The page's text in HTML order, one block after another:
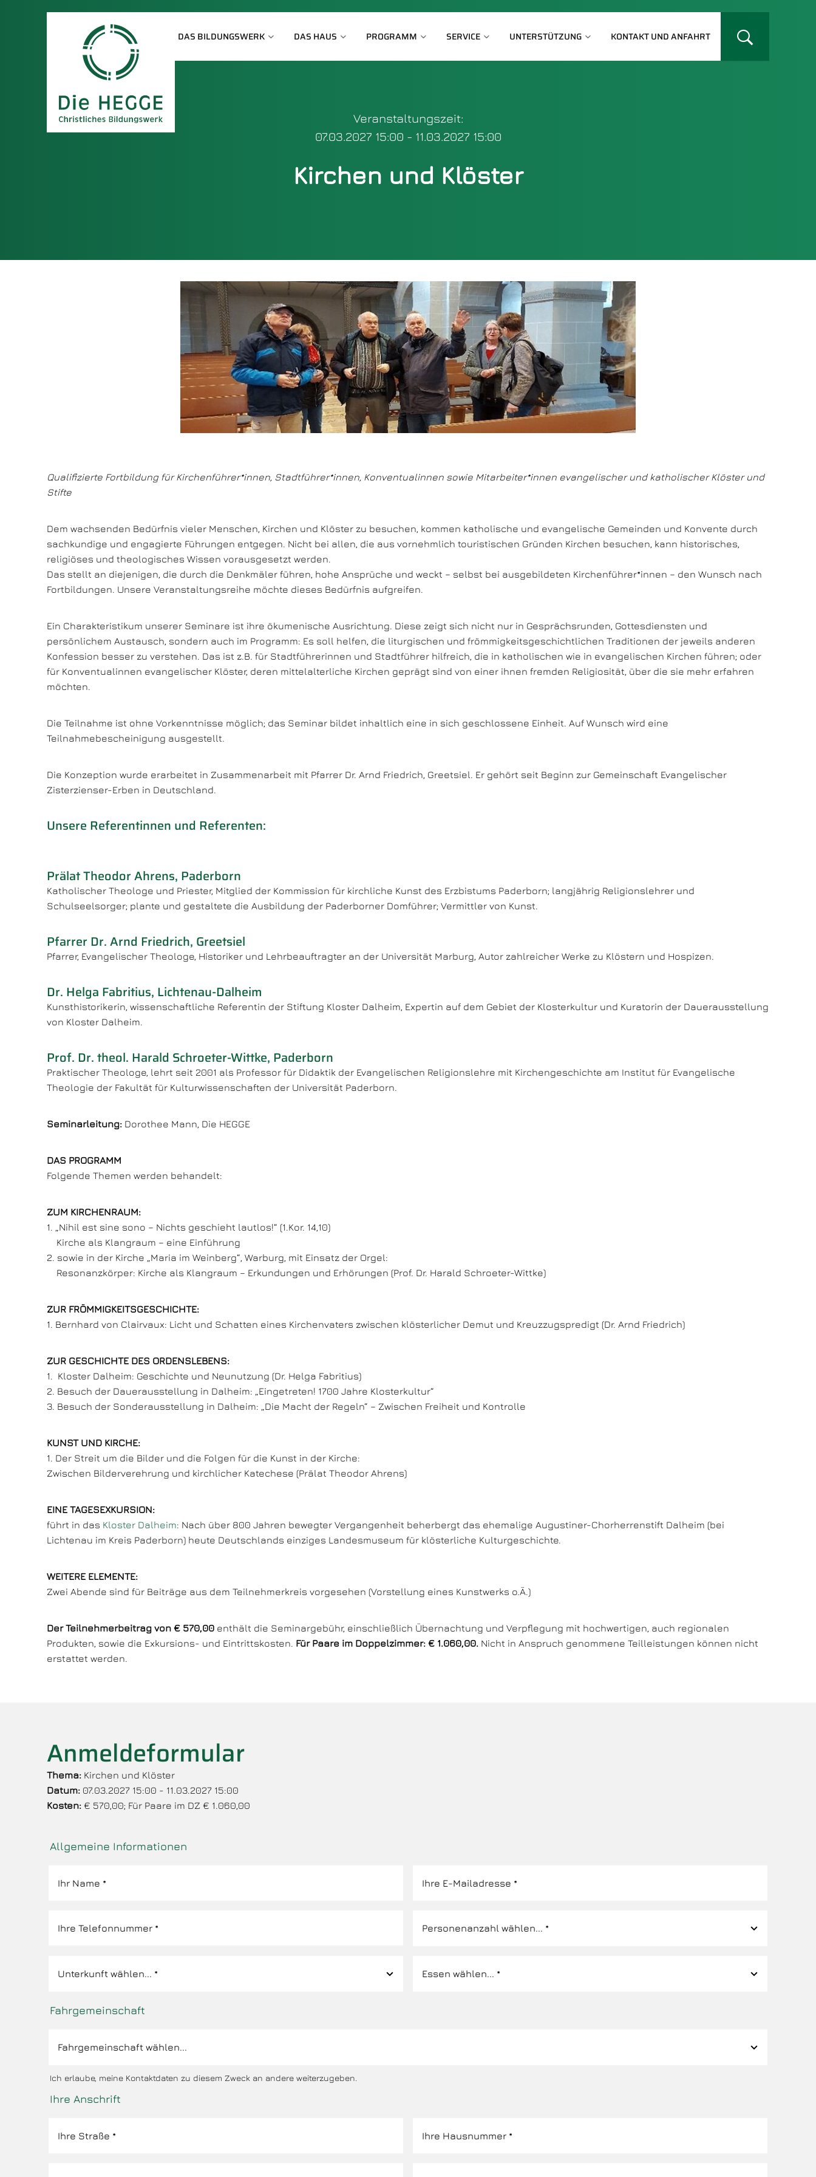
DAS BILDUNGSWERK DAS HAUS PROGRAMM SERVICE UNTERSTÜTZUNG KONTAKT UND ANFAHRT
Veranstaltungszeit:
07.03.2027 15:00 - 11.03.2027 15:00
Kirchen und Klöster
Qualifizierte Fortbildung für Kirchenführer*innen, Stadtführer*innen, Konventualinnen sowie Mitarbeiter*innen evangelischer und katholischer Klöster und
Stifte
Dem wachsenden Bedürfnis vieler Menschen, Kirchen und Klöster zu besuchen, kommen katholische und evangelische Gemeinden und Konvente durch
sachkundige und engagierte Führungen entgegen. Nicht bei allen, die aus vornehmlich touristischen Gründen Kirchen besuchen, kann historisches,
religiöses und theologisches Wissen vorausgesetzt werden.
Das stellt an diejenigen, die durch die Denkmäler führen, hohe Ansprüche und weckt – selbst bei ausgebildeten Kirchenführer*innen – den Wunsch nach
Fortbildungen. Unsere Veranstaltungsreihe möchte dieses Bedürfnis aufgreifen.
Ein Charakteristikum unserer Seminare ist ihre ökumenische Ausrichtung. Diese zeigt sich nicht nur in Gesprächsrunden, Gottesdiensten und
persönlichem Austausch, sondern auch im Programm: Es soll helfen, die liturgischen und frömmigkeitsgeschichtlichen Traditionen der jeweils anderen
Konfession besser zu verstehen. Das ist z.B. für Stadtführerinnen und Stadtführer hilfreich, die in katholischen wie in evangelischen Kirchen führen; oder
für Konventualinnen evangelischer Klöster, deren mittelalterliche Kirchen geprägt sind von einer ihnen fremden Religiosität, über die sie mehr erfahren
möchten.
Die Teilnahme ist ohne Vorkenntnisse möglich; das Seminar bildet inhaltlich eine in sich geschlossene Einheit. Auf Wunsch wird eine
Teilnahmebescheinigung ausgestellt.
Die Konzeption wurde erarbeitet in Zusammenarbeit mit Pfarrer Dr. Arnd Friedrich, Greetsiel. Er gehört seit Beginn zur Gemeinschaft Evangelischer
Zisterzienser-Erben in Deutschland.
Unsere Referentinnen und Referenten:
Prälat Theodor Ahrens, Paderborn
Katholischer Theologe und Priester, Mitglied der Kommission für kirchliche Kunst des Erzbistums Paderborn; langjährig Religionslehrer und
Schulseelsorger; plante und gestaltete die Ausbildung der Paderborner Domführer; Vermittler von Kunst.
Pfarrer Dr. Arnd Friedrich, Greetsiel
Pfarrer, Evangelischer Theologe, Historiker und Lehrbeauftragter an der Universität Marburg, Autor zahlreicher Werke zu Klöstern und Hospizen.
Dr. Helga Fabritius, Lichtenau-Dalheim
Kunsthistorikerin, wissenschaftliche Referentin der Stiftung Kloster Dalheim, Expertin auf dem Gebiet der Klosterkultur und Kuratorin der Dauerausstellung
von Kloster Dalheim.
Prof. Dr. theol. Harald Schroeter-Wittke, Paderborn
Praktischer Theologe, lehrt seit 2001 als Professor für Didaktik der Evangelischen Religionslehre mit Kirchengeschichte am Institut für Evangelische
Theologie der Fakultät für Kulturwissenschaften der Universität Paderborn.
Seminarleitung: Dorothee Mann, Die HEGGE
DAS PROGRAMM
Folgende Themen werden behandelt:
ZUM KIRCHENRAUM:
1. „Nihil est sine sono – Nichts geschieht lautlos!“ (1.Kor. 14,10)
Kirche als Klangraum – eine Einführung
2. sowie in der Kirche „Maria im Weinberg“, Warburg, mit Einsatz der Orgel:
Resonanzkörper: Kirche als Klangraum – Erkundungen und Erhörungen (Prof. Dr. Harald Schroeter-Wittke)
ZUR FRÖMMIGKEITSGESCHICHTE:
1. Bernhard von Clairvaux: Licht und Schatten eines Kirchenvaters zwischen klösterlicher Demut und Kreuzzugspredigt (Dr. Arnd Friedrich)
ZUR GESCHICHTE DES ORDENSLEBENS:
1. Kloster Dalheim: Geschichte und Neunutzung (Dr. Helga Fabritius)
2. Besuch der Dauerausstellung in Dalheim: „Eingetreten! 1700 Jahre Klosterkultur“
3. Besuch der Sonderausstellung in Dalheim: „Die Macht der Regeln“ – Zwischen Freiheit und Kontrolle
KUNST UND KIRCHE:
1. Der Streit um die Bilder und die Folgen für die Kunst in der Kirche:
Zwischen Bilderverehrung und kirchlicher Katechese (Prälat Theodor Ahrens)
EINE TAGESEXKURSION:
führt in das Kloster Dalheim: Nach über 800 Jahren bewegter Vergangenheit beherbergt das ehemalige Augustiner-Chorherrenstift Dalheim (bei
Lichtenau im Kreis Paderborn) heute Deutschlands einziges Landesmuseum für klösterliche Kulturgeschichte.
WEITERE ELEMENTE:
Zwei Abende sind für Beiträge aus dem Teilnehmerkreis vorgesehen (Vorstellung eines Kunstwerks o.Ä.)
Der Teilnehmerbeitrag von € 570,00 enthält die Seminargebühr, einschließlich Übernachtung und Verpflegung mit hochwertigen, auch regionalen
Produkten, sowie die Exkursions- und Eintrittskosten. Für Paare im Doppelzimmer: € 1.060,00. Nicht in Anspruch genommene Teilleistungen können nicht
erstattet werden.
Anmeldeformular
Thema: Kirchen und Klöster
Datum: 07.03.2027 15:00 - 11.03.2027 15:00
Kosten: € 570,00; Für Paare im DZ € 1.060,00
Allgemeine Informationen
Fahrgemeinschaft
Ich erlaube, meine Kontaktdaten zu diesem Zweck an andere weiterzugeben.
Ihre Anschrift